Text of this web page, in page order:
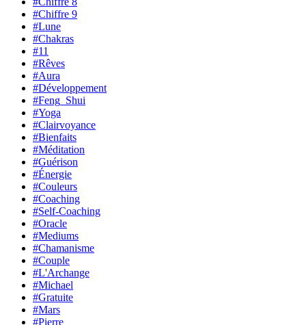
#Chiffre 9
#Lune
#Chakras
#11
#Rêves
#Aura
#Développement
#Feng_Shui
#Yoga
#Clairvoyance
#Bienfaits
#Méditation
#Guérison
#Énergie
#Couleurs
#Coaching
#Self-Coaching
#Oracle
#Mediums
#Chamanisme
#Couple
#L'Archange
#Michael
#Gratuite
#Mars
#Pierre